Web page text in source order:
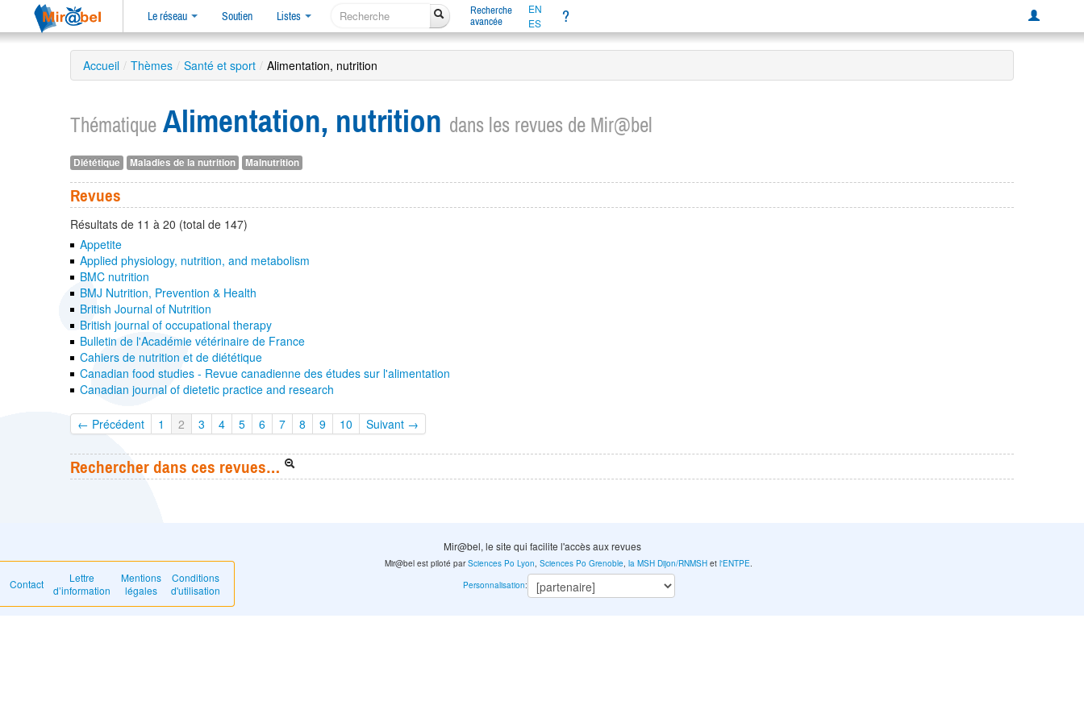
Le réseau Soutien Listes
Recherche
avancée
EN
ES
?
Accueil / Thèmes / Santé et sport / Alimentation, nutrition
Thématique Alimentation, nutrition dans les revues de Mir@bel
Diététique Maladies de la nutrition Malnutrition
Revues
Résultats de 11 à 20 (total de 147)
Appetite
Applied physiology, nutrition, and metabolism
BMC nutrition
BMJ Nutrition, Prevention & Health
British Journal of Nutrition
British journal of occupational therapy
Bulletin de l'Académie vétérinaire de France
Cahiers de nutrition et de diététique
Canadian food studies - Revue canadienne des études sur l'alimentation
Canadian journal of dietetic practice and research
← Précédent 1 2 3 4 5 6 7 8 9 10 Suivant →
Rechercher dans ces revues…
Mir@bel, le site qui facilite l'accès aux revues
Contact
Lettre
d’information
Mentions
légales
Conditions
d'utilisation
Mir@bel est piloté parSciences Po Lyon,Sciences Po Grenoble,la MSH Dijon/RNMSH etl'ENTPE.
Personnalisation: